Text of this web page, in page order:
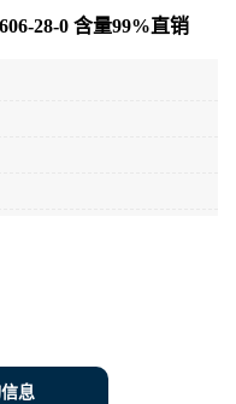
28-0 含量99%直销
息